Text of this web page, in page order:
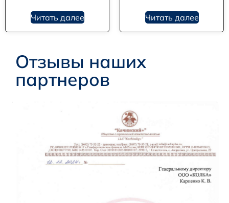
Читать далее Читать далее
Отзывы наших
партнеров